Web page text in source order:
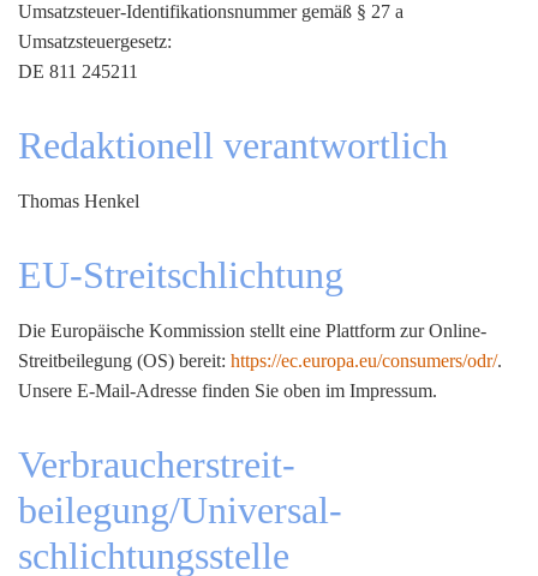
Umsatzsteuer-Identifikationsnummer gemäß § 27 a
Umsatzsteuergesetz:
DE 811 245211
Redaktionell verantwortlich
Thomas Henkel
EU-Streitschlichtung
Die Europäische Kommission stellt eine Plattform zur Online-
Streitbeilegung (OS) bereit: https://ec.europa.eu/consumers/odr/.
Unsere E-Mail-Adresse finden Sie oben im Impressum.
Verbraucher­streit­
beilegung/Universal­
schlichtungs­stelle